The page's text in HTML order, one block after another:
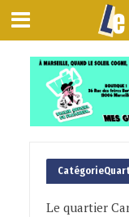
Le quartier